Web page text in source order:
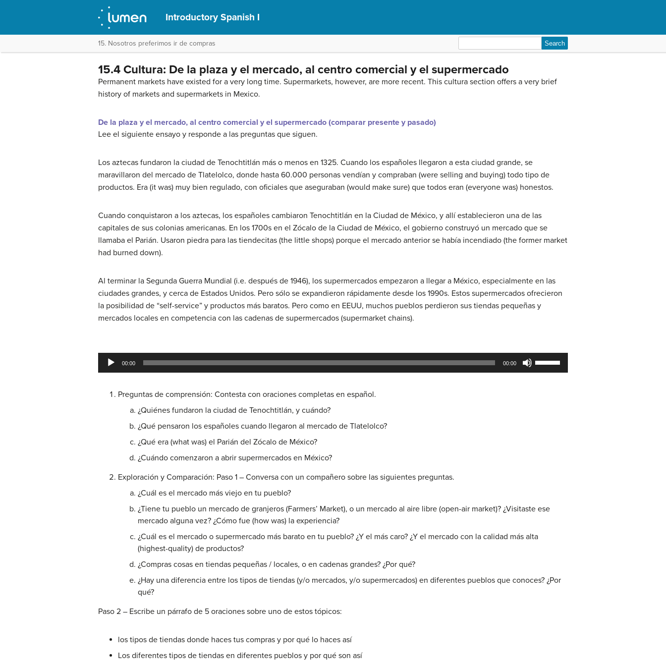
Introductory Spanish I
15. Nosotros preferimos ir de compras
for:
15.4 Cultura: De la plaza y el mercado, al centro comercial y el supermercado
Permanent markets have existed for a very long time. Supermarkets, however, are more recent. This cultura section offers a very brief
history of markets and supermarkets in Mexico.
De la plaza y el mercado, al centro comercial y el supermercado (comparar presente y pasado)
Lee el siguiente ensayo y responde a las preguntas que siguen.
Los aztecas fundaron la ciudad de Tenochtitlán más o menos en 1325. Cuando los españoles llegaron a esta ciudad grande, se
maravillaron del mercado de Tlatelolco, donde hasta 60.000 personas vendían y compraban (were selling and buying) todo tipo de
productos. Era (it was) muy bien regulado, con oficiales que aseguraban (would make sure) que todos eran (everyone was) honestos.
Cuando conquistaron a los aztecas, los españoles cambiaron Tenochtitlán en la Ciudad de México, y allí establecieron una de las
capitales de sus colonias americanas. En los 1700s en el Zócalo de la Ciudad de México, el gobierno construyó un mercado que se
llamaba el Parián. Usaron piedra para las tiendecitas (the little shops) porque el mercado anterior se había incendiado (the former market
had burned down).
Al terminar la Segunda Guerra Mundial (i.e. después de 1946), los supermercados empezaron a llegar a México, especialmente en las
ciudades grandes, y cerca de Estados Unidos. Pero sólo se expandieron rápidamente desde los 1990s. Estos supermercados ofrecieron
la posibilidad de “self-service” y productos más baratos. Pero como en EEUU, muchos pueblos perdieron sus tiendas pequeñas y
mercados locales en competencia con las cadenas de supermercados (supermarket chains).
Audio
Player
00:00 00:00
Up/Down
Preguntas de comprensión: Contesta con oraciones completas en español.
¿Quiénes fundaron la ciudad de Tenochtitlán, y cuándo?
¿Qué pensaron los españoles cuando llegaron al mercado de Tlatelolco?
¿Qué era (what was) el Parián del Zócalo de México?
¿Cuándo comenzaron a abrir supermercados en México?
Exploración y Comparación: Paso 1 – Conversa con un compañero sobre las siguientes preguntas.
¿Cuál es el mercado más viejo en tu pueblo?
¿Tiene tu pueblo un mercado de granjeros (Farmers’ Market), o un mercado al aire libre (open-air market)? ¿Visitaste ese
mercado alguna vez? ¿Cómo fue (how was) la experiencia?
¿Cuál es el mercado o supermercado más barato en tu pueblo? ¿Y el más caro? ¿Y el mercado con la calidad más alta
(highest-quality) de productos?
¿Compras cosas en tiendas pequeñas / locales, o en cadenas grandes? ¿Por qué?
¿Hay una diferencia entre los tipos de tiendas (y/o mercados, y/o supermercados) en diferentes pueblos que conoces? ¿Por
qué?
Paso 2 – Escribe un párrafo de 5 oraciones sobre uno de estos tópicos:
los tipos de tiendas donde haces tus compras y por qué lo haces así
Los diferentes tipos de tiendas en diferentes pueblos y por qué son así